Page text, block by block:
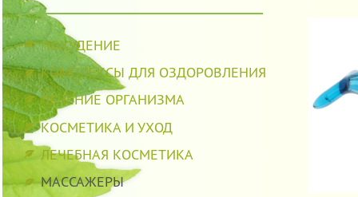
ПОХУДЕНИЕ
КОМПЛЕКСЫ ДЛЯ ОЗДОРОВЛЕНИЯ
ЛЕЧЕНИЕ ОРГАНИЗМА
КОСМЕТИКА И УХОД
ЛЕЧЕБНАЯ КОСМЕТИКА
МАССАЖЕРЫ